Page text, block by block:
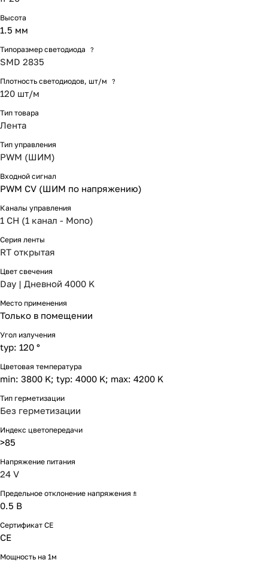
Высота
1.5 мм
Типоразмер светодиода ?
SMD 2835
Плотность светодиодов, шт/м ?
120 шт/м
Тип товара
Лента
Тип управления
PWM (ШИМ)
Входной сигнал
PWM СV (ШИМ по напряжению)
Каналы управления
1 CH (1 канал - Mono)
Серия ленты
RT открытая
Цвет свечения
Day | Дневной 4000 K
Место применения
Только в помещении
Угол излучения
typ: 120 °
Цветовая температура
min: 3800 K; typ: 4000 K; max: 4200 K
Тип герметизации
Без герметизации
Индекс цветопередачи
>85
Напряжение питания
24 V
Предельное отклонение напряжения ±
0.5 В
Сертификат CE
CE
Мощность на 1м